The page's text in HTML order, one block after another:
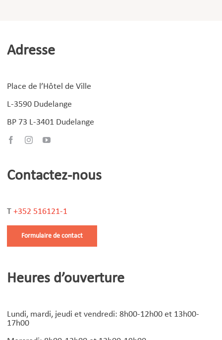
Adresse
Place de l’Hôtel de Ville
L-3590 Dudelange
BP 73 L-3401 Dudelange
Contactez-nous
T +352 516121-1
Formulaire de contact
Heures d’ouverture
Lundi, mardi, jeudi et vendredi: 8h00-12h00 et 13h00-
17h00